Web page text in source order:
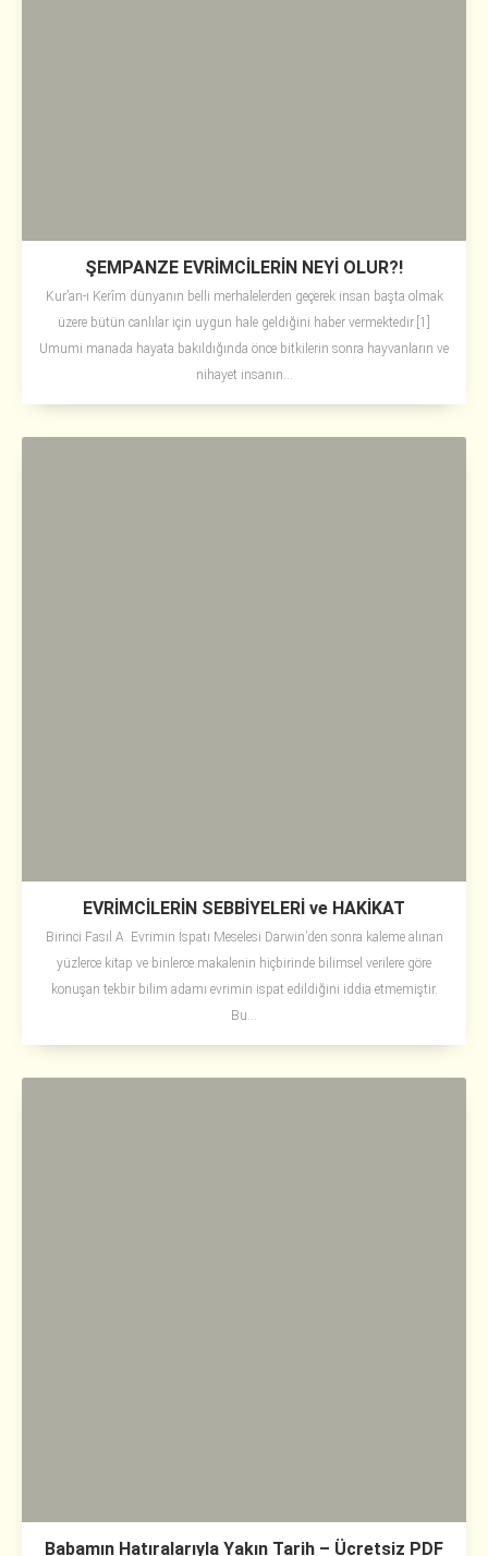
ŞEMPANZE EVRİMCİLERİN NEYİ OLUR?!
Kur’an-ı Kerîm dünyanın belli merhalelerden geçerek insan başta olmak
üzere bütün canlılar için uygun hale geldiğini haber vermektedir.[1]
Umumi manada hayata bakıldığında önce bitkilerin sonra hayvanların ve
nihayet insanın...
EVRİMCİLERİN SEBBİYELERİ ve HAKİKAT
Birinci Fasıl A. Evrimin İspatı Meselesi Darwin’den sonra kaleme alınan
yüzlerce kitap ve binlerce makalenin hiçbirinde bilimsel verilere göre
konuşan tekbir bilim adamı evrimin ispat edildiğini iddia etmemiştir.
Bu...
Babamın Hatıralarıyla Yakın Tarih – Ücretsiz PDF